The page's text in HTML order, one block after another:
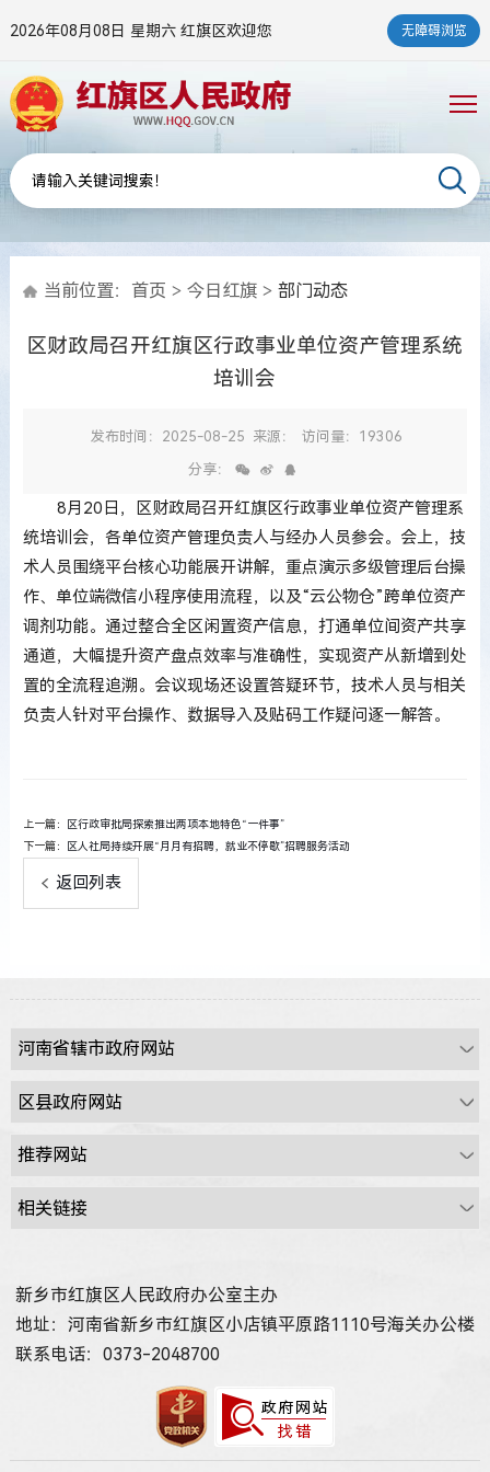
2026年08月08日 星期六红旗区欢迎您 无障碍浏览
当前位置： 首页 > 今日红旗 > 部门动态
区财政局召开红旗区行政事业单位资产管理系统
培训会
发布时间：2025-08-25 来源： 访问量：19306
分享：
8月20日，区财政局召开红旗区行政事业单位资产管理系
统培训会，各单位资产管理负责人与经办人员参会。会上，技
术人员围绕平台核心功能展开讲解，重点演示多级管理后台操
作、单位端微信小程序使用流程，以及“云公物仓”跨单位资产
调剂功能。通过整合全区闲置资产信息，打通单位间资产共享
通道，大幅提升资产盘点效率与准确性，实现资产从新增到处
置的全流程追溯。会议现场还设置答疑环节，技术人员与相关
负责人针对平台操作、数据导入及贴码工作疑问逐一解答。
上一篇：
区行政审批局探索推出两项本地特色“一件事”
下一篇：
区人社局持续开展“月月有招聘，就业不停歇”招聘服务活动
返回列表
新乡市红旗区人民政府办公室主办
地址：河南省新乡市红旗区小店镇平原路1110号海关办公楼
联系电话：0373-2048700